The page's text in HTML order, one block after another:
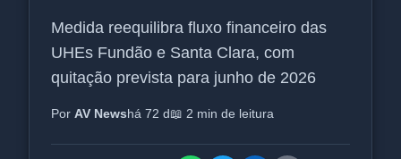
Medida reequilibra fluxo financeiro das
UHEs Fundão e Santa Clara, com
quitação prevista para junho de 2026
Por AV Newshá 72 d📖 2 min de leitura